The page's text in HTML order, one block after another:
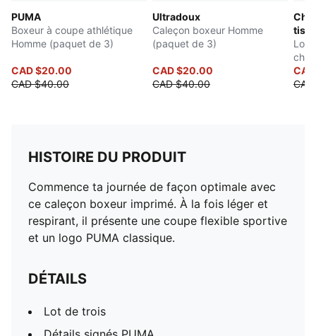
PUMA
Boxeur à coupe athlétique
Homme (paquet de 3)
CAD $20.00
CAD $40.00
Ultradoux
Caleçon boxeur Homme
(paquet de 3)
CAD $20.00
CAD $40.00
Lot
HISTOIRE DU PRODUIT
Commence ta journée de façon optimale avec
ce caleçon boxeur imprimé. À la fois léger et
respirant, il présente une coupe flexible sportive
et un logo PUMA classique.
DÉTAILS
Lot de trois